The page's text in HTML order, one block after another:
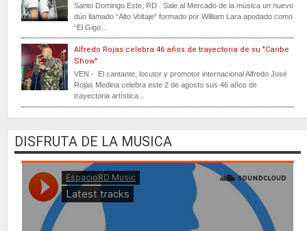
Santo Domingo Este, RD . Sale al Mercado de la música un nuevo
dúo llamado “Alto Voltaje” formado por William Lara apodado como
“El Gigo...
Alfredo Rojas celebra 46 años de trayectoria de su "Caribe
Show"
VEN.- El cantante, locutor y promotor internacional Alfredo José
Rojas Medina celebra este 2 de agosto sus 46 años de
trayectoria artística...
DISFRUTA DE LA MUSICA